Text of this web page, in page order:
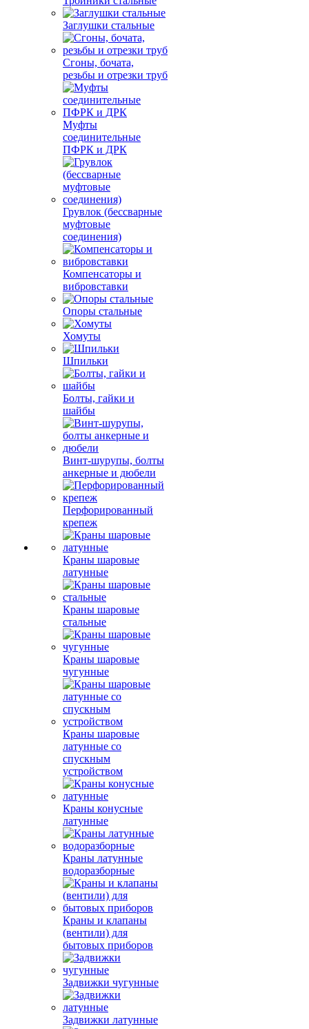
Заглушки стальные
Сгоны, бочата,
резьбы и отрезки труб
Муфты
соединительные
ПФРК и ДРК
Грувлок (бессварные
муфтовые
соединения)
Компенсаторы и
вибровставки
Опоры стальные
Хомуты
Шпильки
Болты, гайки и
шайбы
Винт-шурупы, болты
анкерные и дюбели
Перфорированный
крепеж
Краны шаровые
латунные
Краны шаровые
стальные
Краны шаровые
чугунные
Краны шаровые
латунные со
спускным
устройством
Краны конусные
латунные
Краны латунные
водоразборные
Краны и клапаны
(вентили) для
бытовых приборов
Задвижки чугунные
Задвижки латунные